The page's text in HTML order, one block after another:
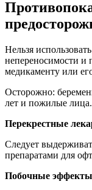
Нельзя
непереносимости и
медикаменту или
Осторожно:
лет и пожилые лица.
Перекрестные
Следует
препаратами для
Побочные эффекты